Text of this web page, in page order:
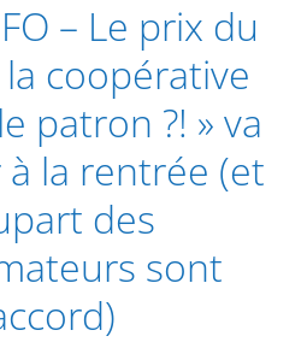
/ ADHÉRER
– Le prix du
coopérative
patron ?! » va
la rentrée (et
des
sont